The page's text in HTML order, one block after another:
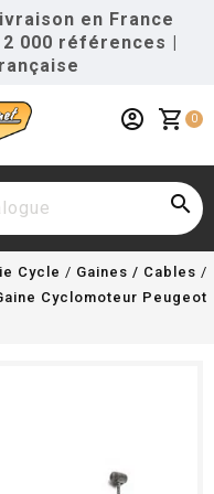
en France
2 000 références |
shopping_cart 0
account_circle

Cycle
Gaines / Cables
Cyclomoteur Peugeot